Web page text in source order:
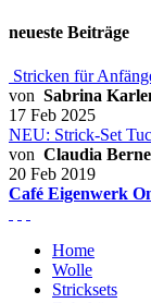
neueste Beiträge
Stricken für
von Sabrina
17 Feb 2025
NEU: Strick-Set
von Claudia
20 Feb 2019
Café Eigenwerk
Home
Wolle
Stricksets